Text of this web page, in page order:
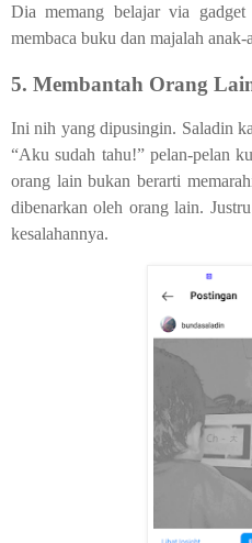
Dia memang belajar via
membaca buku dan majalah anak-
5. Membantah Orang
Ini nih yang dipusingin. Saladin
“Aku sudah tahu!” pelan-pelan
orang lain bukan berarti
dibenarkan oleh orang lain.
kesalahannya.